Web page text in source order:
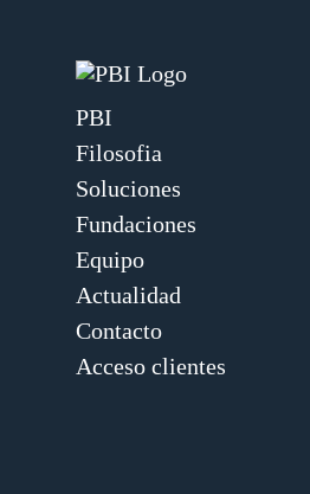
PBI
Filosofia
Soluciones
Fundaciones
Equipo
Actualidad
Contacto
Acceso clientes